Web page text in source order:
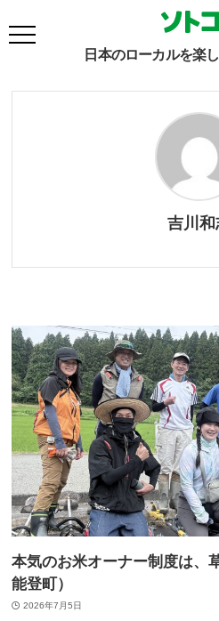
日本のローカルを楽
吉川和志 – Author –
吉川和
本気のお米オーナー制度は、
能登町）
2026年7月5日